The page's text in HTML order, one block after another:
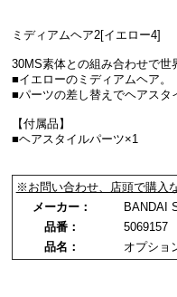
ミディアムヘア2[イエロー4]
30MS素体との組み合わせで世
■イエローのミディアムヘア。
■パーツの差し替えでヘアスタ
【付属品】
■ヘアスタイルパーツ×1
※お問い合わせ、店頭で購入
メーカー：
BANDAI
品番：
5069157
品名：
オプショ